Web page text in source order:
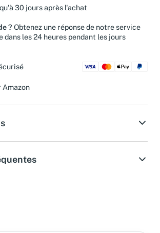
30 jours après l'achat
? Obtenez une réponse de notre service
dans les 24 heures pendant les jours
Amazon